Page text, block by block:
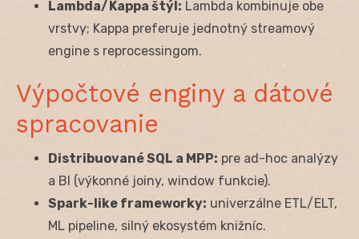
Lambda/Kappa štýl: Lambda kombinuje obe
vrstvy; Kappa preferuje jednotný streamový
engine s reprocessingom.
Výpočtové enginy a dátové
spracovanie
Distribuované SQL a MPP: pre ad-hoc analýzy
a BI (výkonné joiny, window funkcie).
Spark-like frameworky: univerzálne ETL/ELT,
ML pipeline, silný ekosystém knižníc.